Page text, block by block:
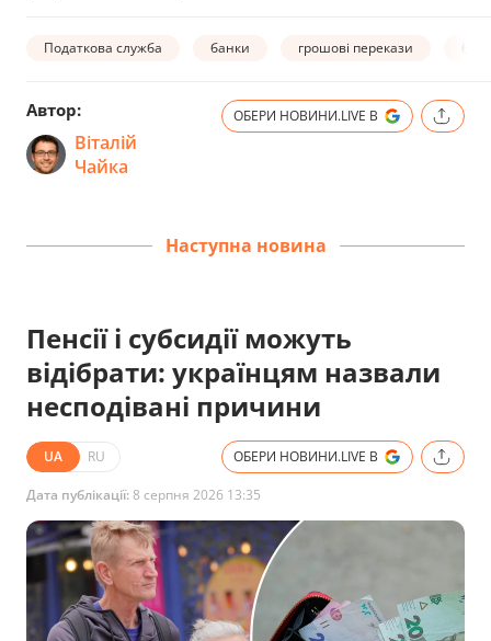
Податкова служба банки грошові перекази
Автор:
Віталій
Чайка
ОБЕРИ НОВИНИ.LIVE В
Наступна новина
Пенсії і субсидії можуть
відібрати: українцям назвали
несподівані причини
UA RU ОБЕРИ НОВИНИ.LIVE В
Дата публікації:8 серпня 2026 13:35